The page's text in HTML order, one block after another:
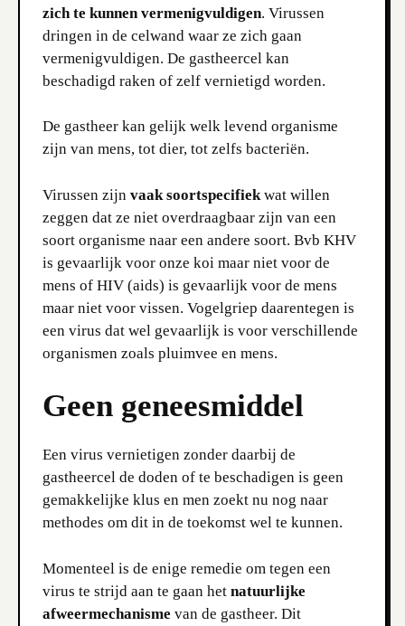
zich te kunnen vermenigvuldigen. Virussen
dringen in de celwand waar ze zich gaan
vermenigvuldigen. De gastheercel kan
beschadigd raken of zelf vernietigd worden.
De gastheer kan gelijk welk levend organisme
zijn van mens, tot dier, tot zelfs bacteriën.
Virussen zijn vaak soortspecifiek wat willen
zeggen dat ze niet overdraagbaar zijn van een
soort organisme naar een andere soort. Bvb KHV
is gevaarlijk voor onze koi maar niet voor de
mens of HIV (aids) is gevaarlijk voor de mens
maar niet voor vissen. Vogelgriep daarentegen is
een virus dat wel gevaarlijk is voor verschillende
organismen zoals pluimvee en mens.
Geen geneesmiddel
Een virus vernietigen zonder daarbij de
gastheercel de doden of te beschadigen is geen
gemakkelijke klus en men zoekt nu nog naar
methodes om dit in de toekomst wel te kunnen.
Momenteel is de enige remedie om tegen een
virus te strijd aan te gaan het natuurlijke
afweermechanisme van de gastheer. Dit